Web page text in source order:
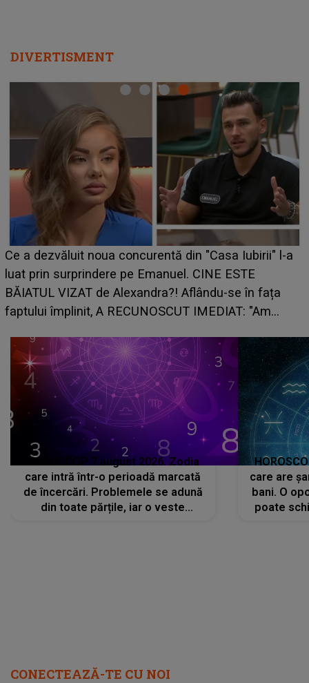
DIVERTISMENT
a
HOROSCOP de weekend, 8-9 august 2026. Zodia
care riscă să rămână fără bani. O decizie luată în
grabă îi aduce pierderi semnificative și îi dă toate
planurile peste cap
HOROSCOP 7 august 2026. Zodia
care intră într-o perioadă marcată
de încercări. Problemele se adună
din toate părțile, iar o veste
care are
bani. O
poate
CONECTEAZĂ-TE CU NOI